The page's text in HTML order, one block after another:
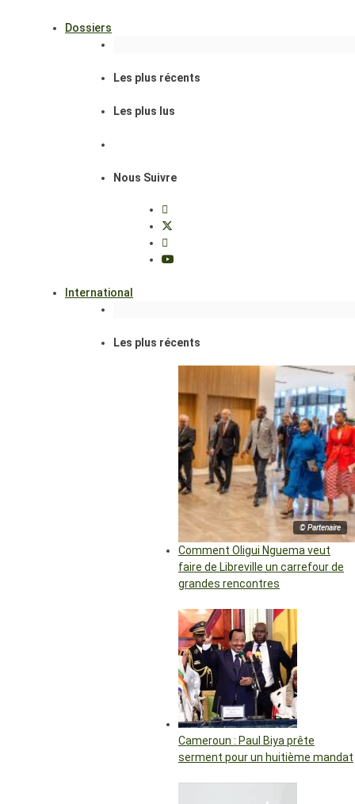
Dossiers
Les plus récents
Les plus lus
Nous Suivre
International
Les plus récents
© Partenaire
Comment Oligui Nguema veut
faire de Libreville un carrefour de
grandes rencontres
Cameroun : Paul Biya prête
serment pour un huitième mandat